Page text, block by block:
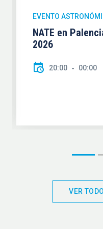
EVENTO
NATE en
2026
20:00 00:00
VER